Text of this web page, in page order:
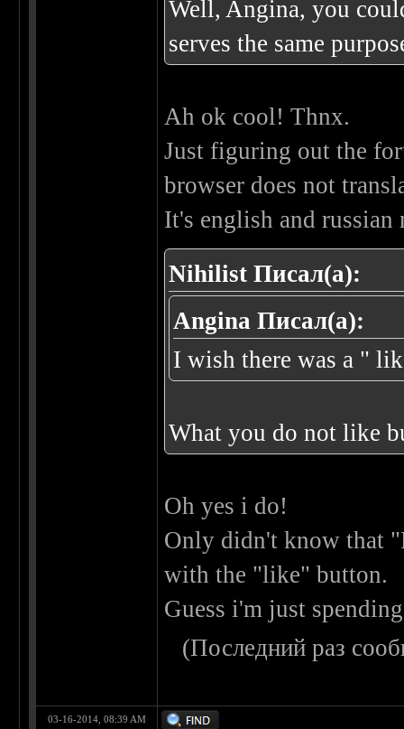
Well, Angina, you
serves the same
Ah ok cool! Thnx.
Just figuring out the
browser does not
It's english and
Nihilist Писал(а):
Angina Писал(а):
I wish there was a "
What you do not like
Oh yes i do!
Only didn't know that
with the "like" button.
Guess i'm just
(Последний раз
03-16-2014, 08:39 AM